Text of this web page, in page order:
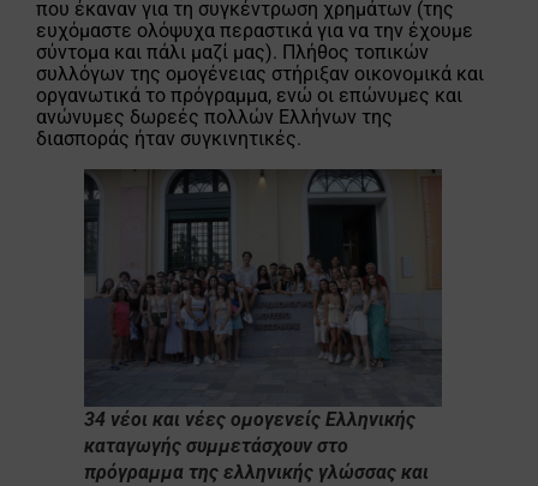
που έκαναν για τη συγκέντρωση χρημάτων (της
ευχόμαστε ολόψυχα περαστικά για να την έχουμε
σύντομα και πάλι μαζί μας). Πλήθος τοπικών
συλλόγων της ομογένειας στήριξαν οικονομικά και
οργανωτικά το πρόγραμμα, ενώ οι επώνυμες και
ανώνυμες δωρεές πολλών Ελλήνων της
διασποράς ήταν συγκινητικές.
34 νέοι και νέες ομογενείς Ελληνικής
καταγωγής συμμετάσχουν στο
πρόγραμμα της ελληνικής γλώσσας και